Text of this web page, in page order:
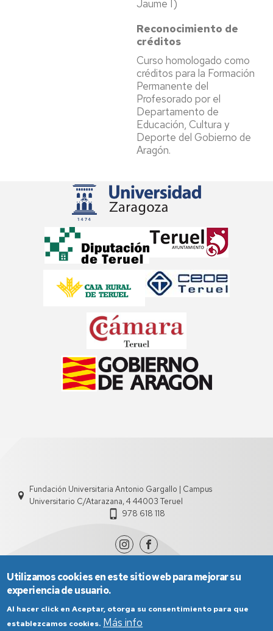
Jaume I)
Reconocimiento de
créditos
Curso homologado como
créditos para la Formación
Permanente del
Profesorado por el
Departamento de
Educación, Cultura y
Deporte del Gobierno de
Aragón.
Fundación Universitaria Antonio Gargallo | Campus
Universitario C/Atarazana, 4 44003 Teruel
978 618 118
Utilizamos cookies en este sitio web para mejorar su
experiencia de usuario.
Al hacer click en Aceptar, otorga su consentimiento para que
establezcamos cookies. Más info